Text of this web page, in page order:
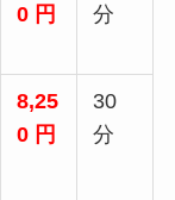
0 円
分
8,25
0 円
30
分